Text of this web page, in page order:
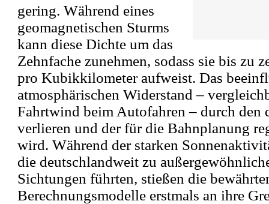
gering. Während eines
geomagnetischen Sturms
kann diese Dichte um das
Zehnfache zunehmen, sodass sie bis zu
pro Kubikkilometer aufweist. Das
atmosphärischen Widerstand –
Fahrtwind beim Autofahren – durch den
verlieren und der für die Bahnplanung
wird. Während der starken
die deutschlandweit zu
Sichtungen führten, stießen die
Berechnungsmodelle erstmals an ihre